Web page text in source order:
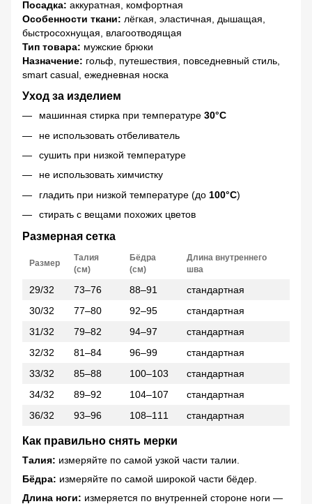
Посадка: аккуратная, комфортная
Особенности ткани: лёгкая, эластичная, дышащая,
быстросохнущая, влагоотводящая
Тип товара: мужские брюки
Назначение: гольф, путешествия, повседневный стиль,
smart casual, ежедневная носка
Уход за изделием
машинная стирка при температуре 30°C
не использовать отбеливатель
сушить при низкой температуре
не использовать химчистку
гладить при низкой температуре (до 100°C)
стирать с вещами похожих цветов
Размерная сетка
Размер
Талия
(см)
Бёдра
(см)
Длина внутреннего
шва
29/32 73–76 88–91
стандартная
30/32
77–80 92–95
стандартная
31/32
79–82 94–97
стандартная
32/32
81–84 96–99
стандартная
33/32
85–88 100–103
стандартная
34/32
89–92 104–107
стандартная
36/32
93–96 108–111 стандартная
Как правильно снять мерки
Талия: измеряйте по самой узкой части талии.
Бёдра: измеряйте по самой широкой части бёдер.
Длина ноги: измеряется по внутренней стороне ноги —